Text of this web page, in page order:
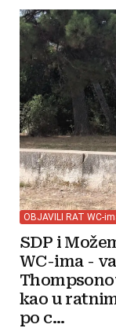
OBJAVILI RAT WC-
SDP i
WC-ima -
kao u
po c...